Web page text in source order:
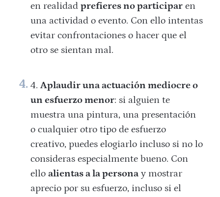
en realidad prefieres no participaren
una actividad o evento. Con ello intentas
evitar confrontaciones o hacer que el
otro se sientan mal.
Aplaudir una actuación mediocre o
un esfuerzo menor: si alguien te
muestra una pintura, una presentación
o cualquier otro tipo de esfuerzo
creativo, puedes elogiarlo incluso si no lo
consideras especialmente bueno. Con
ello alientas a la personay mostrar
aprecio por su esfuerzo, incluso si el